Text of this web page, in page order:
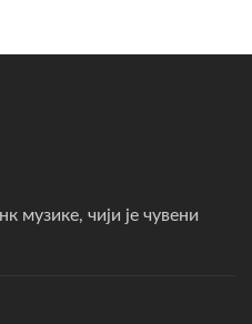
музике, чији је чувени